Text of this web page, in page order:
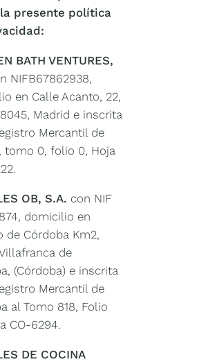
presente política
BATH VENTURES,
NIFB67862938,
en Calle Acanto, 22,
Madrid e inscrita
Mercantil de
tomo 0, folio 0, Hoja
OB, S.A. con NIF
domicilio en
de Córdoba Km2,
de
(Córdoba) e inscrita
Mercantil de
al Tomo 818, Folio
CO-6294.
DE COCINA